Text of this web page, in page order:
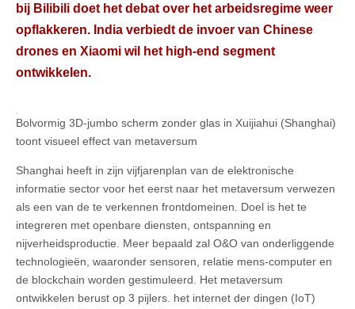
bij Bilibili doet het debat over het arbeidsregime weer
opflakkeren. India verbiedt de invoer van Chinese
drones en Xiaomi wil het high-end segment
ontwikkelen.
Bolvormig 3D-jumbo scherm zonder glas in Xuijiahui (Shanghai)
toont visueel effect van metaversum
Shanghai heeft in zijn vijfjarenplan van de elektronische
informatie sector voor het eerst naar het metaversum verwezen
als een van de te verkennen frontdomeinen. Doel is het te
integreren met openbare diensten, ontspanning en
nijverheidsproductie. Meer bepaald zal O&O van onderliggende
technologieën, waaronder sensoren, relatie mens-computer en
de blockchain worden gestimuleerd. Het metaversum
ontwikkelen berust op 3 pijlers. het internet der dingen (IoT)